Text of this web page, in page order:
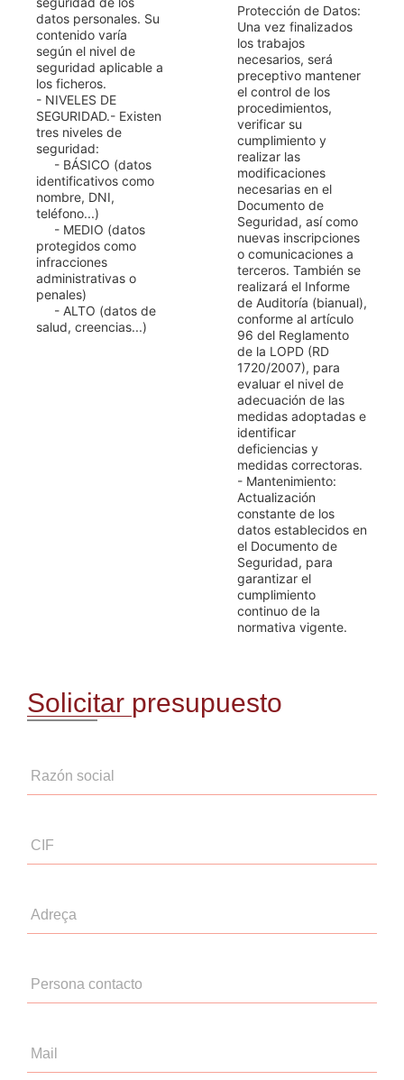
datos personales. Su
contenido varía
según el nivel de
seguridad aplicable a
los ficheros.
- NIVELES DE
SEGURIDAD.- Existen
tres niveles de
seguridad:
- BÁSICO (datos
identificativos como
nombre, DNI,
teléfono...)
- MEDIO (datos
protegidos como
infracciones
administrativas o
penales)
- ALTO (datos de
salud, creencias...)
Protección de Datos:
Una vez finalizados
los trabajos
necesarios, será
preceptivo mantener
el control de los
procedimientos,
verificar su
cumplimiento y
realizar las
modificaciones
necesarias en el
Documento de
Seguridad, así como
nuevas inscripciones
o comunicaciones a
terceros. También se
realizará el Informe
de Auditoría (bianual),
conforme al artículo
96 del Reglamento
de la LOPD (RD
1720/2007), para
evaluar el nivel de
adecuación de las
medidas adoptadas e
identificar
deficiencias y
medidas correctoras.
- Mantenimiento:
Actualización
constante de los
datos establecidos en
el Documento de
Seguridad, para
garantizar el
cumplimiento
continuo de la
normativa vigente.
Solicitar presupuesto